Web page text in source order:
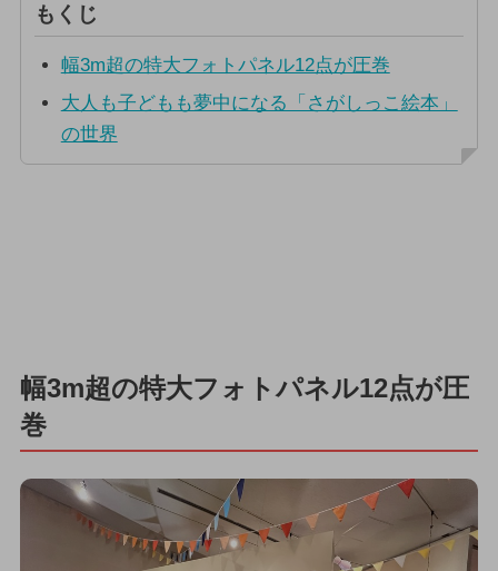
もくじ
幅3m超の特大フォトパネル12点が圧巻
大人も子どもも夢中になる「さがしっこ絵本」
の世界
幅3m超の特大フォトパネル12点が圧
巻